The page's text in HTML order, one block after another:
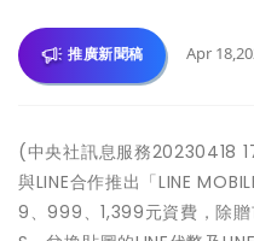
推廣新聞稿 Apr
(中央社訊息服務20230418
與LINE合作推出「LINE
9、999、1,399元資費，除贈